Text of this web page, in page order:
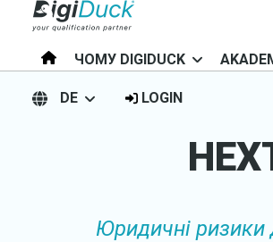
DE LOGIN
ЧОМУ DIGIDUCK
Юридичні ризики